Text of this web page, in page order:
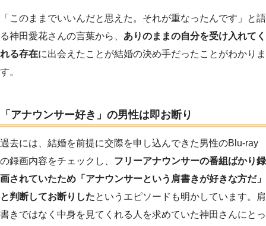
「このままでいいんだと思えた。それが重なったんです」と語
る神田愛花さんの言葉から、 ありのままの自分を受け入れてく
れる存在に出会えたことが結婚の決め手だったことがわかりま
す。
「アナウンサー好き」の男性は即お断り
過去には、結婚を前提に交際を申し込んできた男性のBlu-ray
の録画内容をチェックし、 フリーアナウンサーの番組ばかり録
画されていたため「アナウンサーという肩書きが好きな方だ」
と判断してお断りしたというエピソードも明かしています。肩
書きではなく中身を見てくれる人を求めていた神田さんにとっ